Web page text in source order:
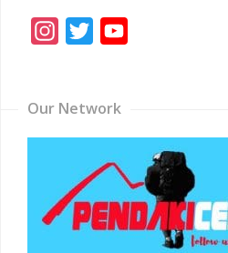
Instagram
Twitter
Our Network